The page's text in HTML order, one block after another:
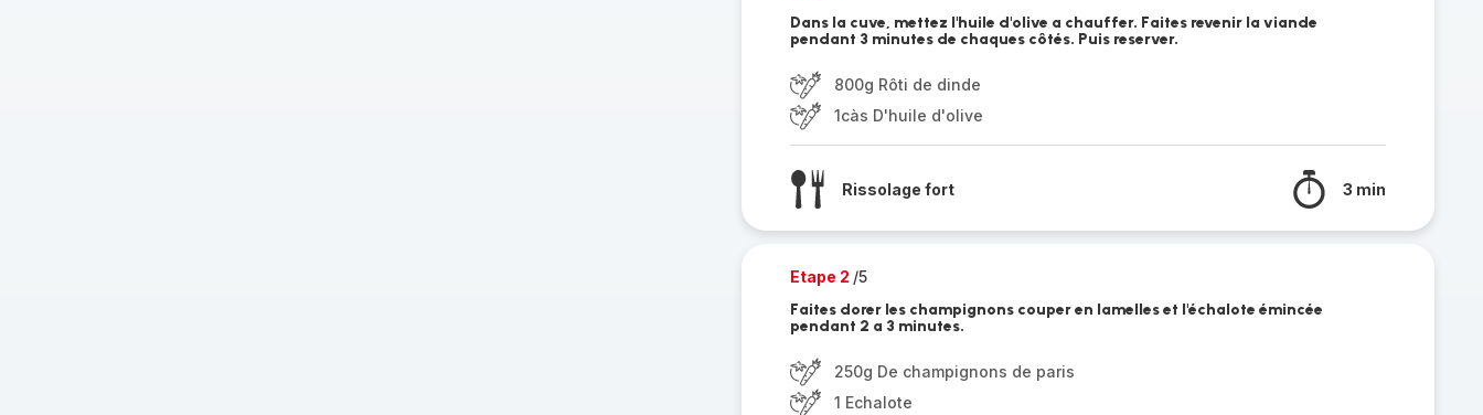
Dans la cuve, mettez l'huile d'olive a chauffer. Faites revenir la viande
pendant 3 minutes de chaques côtés. Puis reserver.
800g Rôti de dinde
1càs D'huile d'olive
Rissolage fort 3 min
Etape 2 /5
Faites dorer les champignons couper en lamelles et l'échalote émincée
pendant 2 a 3 minutes.
250g De champignons de paris
1 Echalote